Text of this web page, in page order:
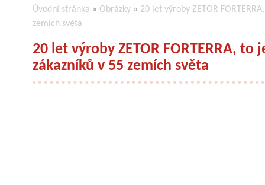
Úvodní stránka » Obrázky » 20 let výroby ZETOR
zemích světa
20 let výroby ZETOR FORTERRA,
zákazníků v 55 zemích světa